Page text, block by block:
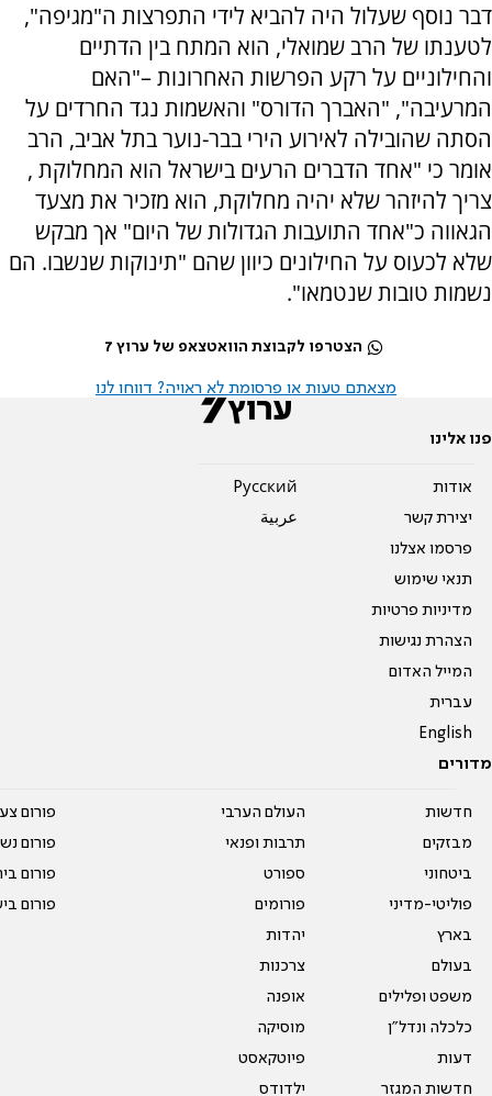
דבר נוסף שעלול היה להביא לידי התפרצות ה"מגיפה",
לטענתו של הרב שמואלי, הוא המתח בין הדתיים
והחילוניים על רקע הפרשות האחרונות –"האם
המרעיבה", "האברך הדורס" והאשמות נגד החרדים על
הסתה שהובילה לאירוע הירי בבר-נוער בתל אביב, הרב
אומר כי "אחד הדברים הרעים בישראל הוא המחלוקת ,
צריך להיזהר שלא יהיה מחלוקת, הוא מזכיר את מצעד
הגאווה כ"אחד התועבות הגדולות של היום" אך מבקש
שלא לכעוס על החילונים כיוון שהם "תינוקות שנשבו. הם
נשמות טובות שנטמאו".
הצטרפו לקבוצת הוואטצאפ של ערוץ 7
מצאתם טעות או פרסומת לא ראויה? דווחו לנו
פנו אלינו
אודות
יצירת קשר
פרסמו אצלנו
תנאי שימוש
מדיניות פרטיות
הצהרת נגישות
המייל האדום
עברית
English
Pусский
عربية
מדורים
חדשות
מבזקים
ביטחוני
פוליטי-מדיני
בארץ
בעולם
משפט ופלילים
כלכלה ונדל"ן
דעות
חדשות המגזר
העולם הערבי
תרבות ופנאי
ספורט
פורומים
יהדות
צרכנות
אופנה
מוסיקה
פיוטקאסט
ילדודס
פורום
פורום
פורום
פורום